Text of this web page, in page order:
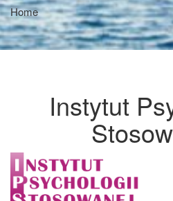
Home
Instytut